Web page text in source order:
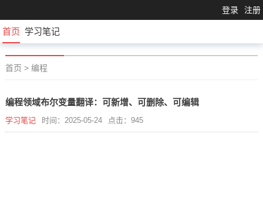
登录 注册
首页 学习笔记
首页 > 编程
编程领域布尔变量翻译：可新增、可删除、可编辑
学习笔记 时间：2025-05-24 点击：945